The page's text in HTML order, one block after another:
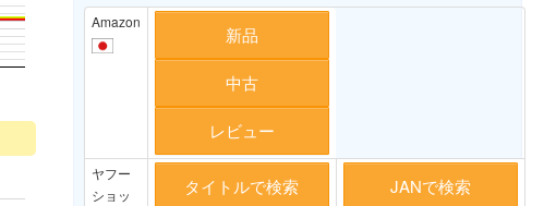
Amazon
新品
中古
レビュー
ヤフー
ショッ
タイトルで検索 JANで検索